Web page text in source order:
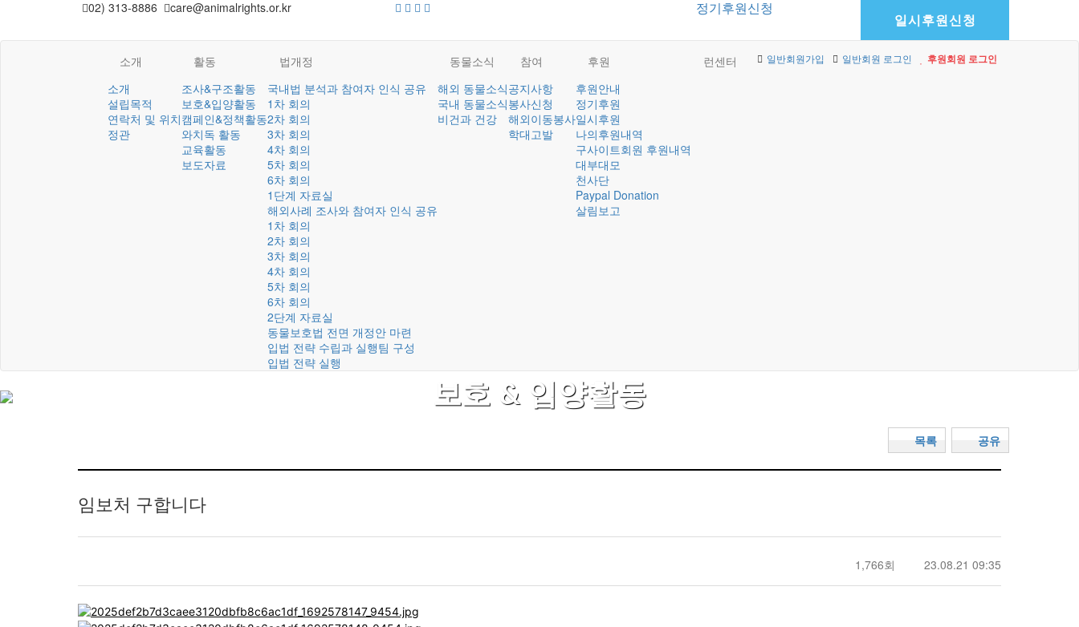
02) 313-8886 care@animalrights.or.kr 정기후원신청
일시후원신청
소개
소개
설립목적
연락처 및 위치
정관
활동
조사&구조활동
보호&입양활동
캠페인&정책활동
와치독 활동
교육활동
보도자료
법개정
국내법 분석과 참여자 인식 공유
1차 회의
2차 회의
3차 회의
4차 회의
5차 회의
6차 회의
1단계 자료실
해외사례 조사와 참여자 인식 공유
1차 회의
2차 회의
3차 회의
4차 회의
5차 회의
6차 회의
2단계 자료실
동물보호법 전면 개정안 마련
입법 전략 수립과 실행팀 구성
입법 전략 실행
동물소식
해외 동물소식
국내 동물소식
비건과 건강
참여
공지사항
봉사신청
해외이동봉사
학대고발
후원
후원안내
정기후원
일시후원
나의후원내역
구사이트회원 후원내역
대부대모
천사단
Paypal Donation
살림보고
런센터 일반회원가입 일반회원 로그인 후원회원 로그인
보호 & 입양활동
공유
목록
임보처 구합니다
1,766회 23.08.21 09:35